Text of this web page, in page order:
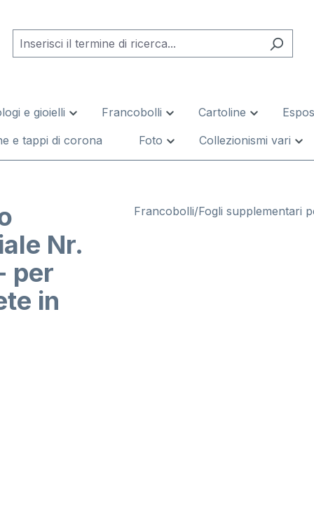
e gioielli Francobolli Cartoline
e tappi di corona
Foto Collezionismi vari
Nr.
per
in
Francobolli/Fogli supplementari